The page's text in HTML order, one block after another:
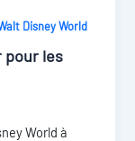
Disney World
pour les
World à